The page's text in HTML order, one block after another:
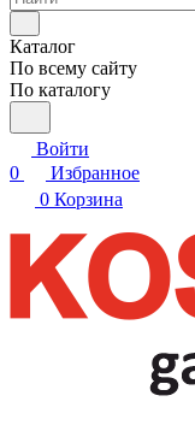
Каталог
По всему сайту
По каталогу
Войти
0
Избранное
0 Корзина